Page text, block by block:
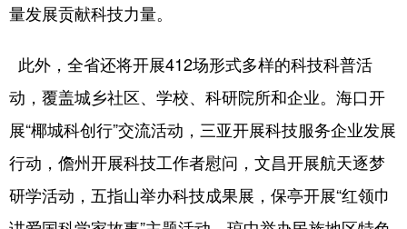
量发展贡献科技力量。
此外，全省还将开展412场形式多样的科技科普活
动，覆盖城乡社区、学校、科研院所和企业。海口开
展“椰城科创行”交流活动，三亚开展科技服务企业发展
行动，儋州开展科技工作者慰问，文昌开展航天逐梦
研学活动，五指山举办科技成果展，保亭开展“红领巾